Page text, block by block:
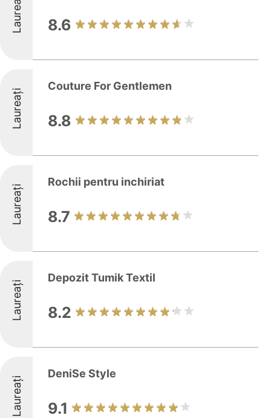
Laureați 8.6
Laureați
Couture For Gentlemen
8.8
Laureați
Rochii pentru inchiriat
8.7
Laureați
Depozit Tumik Textil
8.2
Laureați
DeniSe Style
9.1